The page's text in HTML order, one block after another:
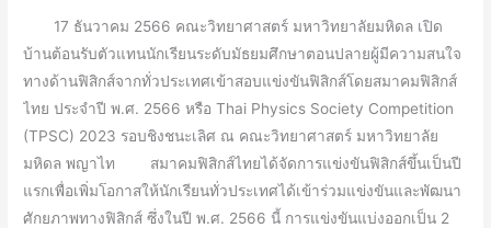
17 ธันวาคม 2566 คณะวิทยาศาสตร์ มหาวิทยาลัยมหิดล เปิด
บ้านต้อนรับตัวแทนนักเรียนระดับมัธยมศึกษาตอนปลายผู้มีความสนใจ
ทางด้านฟิสิกส์จากทั่วประเทศเข้าสอบแข่งขันฟิสิกส์โดยสมาคมฟิสิกส์
ไทย ประจำปี พ.ศ. 2566 หรือ Thai Physics Society Competition
(TPSC) 2023 รอบชิงชนะเลิศ ณ คณะวิทยาศาสตร์ มหาวิทยาลัย
มหิดล พญาไท สมาคมฟิสิกส์ไทยได้จัดการแข่งขันฟิสิกส์ขึ้นเป็นปี
แรกเพื่อเพิ่มโอกาสให้นักเรียนทั่วประเทศได้เข้าร่วมแข่งขันและพัฒนา
ศักยภาพทางฟิสิกส์ ซึ่งในปี พ.ศ. 2566 นี้ การแข่งขันแบ่งออกเป็น 2
ฟิสิกส์
ไทย
ประจำ
ปี
พ.ศ.
2566